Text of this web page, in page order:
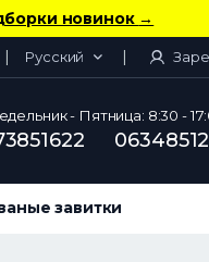
новинок →
Русский
- Пятница: 8:30 -
завитки